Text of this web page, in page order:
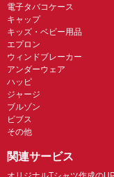
電子タバコケース
キャップ
キッズ・ベビー用品
エプロン
ウィンドブレーカー
アンダーウェア
ハッピ
ジャージ
ブルゾン
ビブス
その他
関連サービス